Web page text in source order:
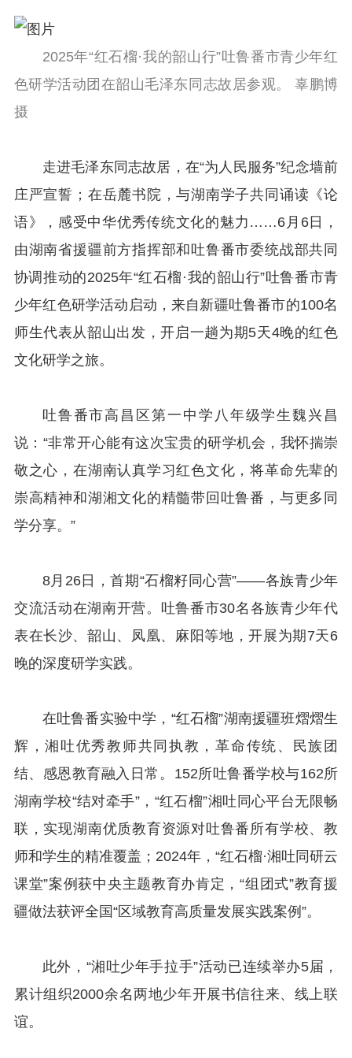
2025年“红石榴·我的韶山行”吐鲁番市青少年红
色研学活动团在韶山毛泽东同志故居参观。 辜鹏博
摄
走进毛泽东同志故居，在“为人民服务”纪念墙前
庄严宣誓；在岳麓书院，与湖南学子共同诵读《论
语》，感受中华优秀传统文化的魅力……6月6日，
由湖南省援疆前方指挥部和吐鲁番市委统战部共同
协调推动的2025年“红石榴·我的韶山行”吐鲁番市青
少年红色研学活动启动，来自新疆吐鲁番市的100名
师生代表从韶山出发，开启一趟为期5天4晚的红色
文化研学之旅。
吐鲁番市高昌区第一中学八年级学生魏兴昌
说：“非常开心能有这次宝贵的研学机会，我怀揣崇
敬之心，在湖南认真学习红色文化，将革命先辈的
崇高精神和湖湘文化的精髓带回吐鲁番，与更多同
学分享。”
8月26日，首期“石榴籽同心营”——各族青少年
交流活动在湖南开营。吐鲁番市30名各族青少年代
表在长沙、韶山、凤凰、麻阳等地，开展为期7天6
晚的深度研学实践。
在吐鲁番实验中学，“红石榴”湖南援疆班熠熠生
辉，湘吐优秀教师共同执教，革命传统、民族团
结、感恩教育融入日常。152所吐鲁番学校与162所
湖南学校“结对牵手”，“红石榴”湘吐同心平台无限畅
联，实现湖南优质教育资源对吐鲁番所有学校、教
师和学生的精准覆盖；2024年，“红石榴·湘吐同研云
课堂”案例获中央主题教育办肯定，“组团式”教育援
疆做法获评全国“区域教育高质量发展实践案例”。
此外，“湘吐少年手拉手”活动已连续举办5届，
累计组织2000余名两地少年开展书信往来、线上联
谊。